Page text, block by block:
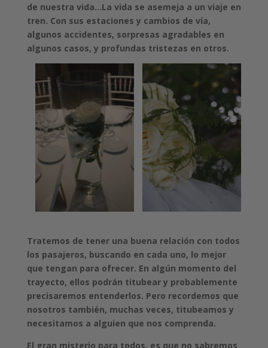
de nuestra vida...La vida se asemeja a un viaje en
tren. Con sus estaciones y cambios de vía,
algunos accidentes, sorpresas agradables en
algunos casos, y profundas tristezas en otros.
Tratemos de tener una buena relación con todos
los pasajeros, buscando en cada uno, lo mejor
que tengan para ofrecer. En algún momento del
trayecto, ellos podrán titubear y probablemente
precisaremos entenderlos. Pero recordemos que
nosotros también, muchas veces, titubeamos y
necesitamos a alguien que nos comprenda.
El gran misterio para todos, es que no sabremos